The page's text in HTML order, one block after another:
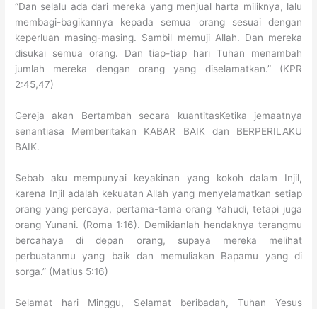
“Dan selalu ada dari mereka yang menjual harta miliknya, lalu
membagi-bagikannya kepada semua orang sesuai dengan
keperluan masing-masing. Sambil memuji Allah. Dan mereka
disukai semua orang. Dan tiap-tiap hari Tuhan menambah
jumlah mereka dengan orang yang diselamatkan.” (KPR
2:45,47)
Gereja akan Bertambah secara kuantitasKetika jemaatnya
senantiasa Memberitakan KABAR BAIK dan BERPERILAKU
BAIK.
Sebab aku mempunyai keyakinan yang kokoh dalam Injil,
karena Injil adalah kekuatan Allah yang menyelamatkan setiap
orang yang percaya, pertama-tama orang Yahudi, tetapi juga
orang Yunani. (Roma 1:16). Demikianlah hendaknya terangmu
bercahaya di depan orang, supaya mereka melihat
perbuatanmu yang baik dan memuliakan Bapamu yang di
sorga.” (Matius 5:16)
Selamat hari Minggu, Selamat beribadah, Tuhan Yesus